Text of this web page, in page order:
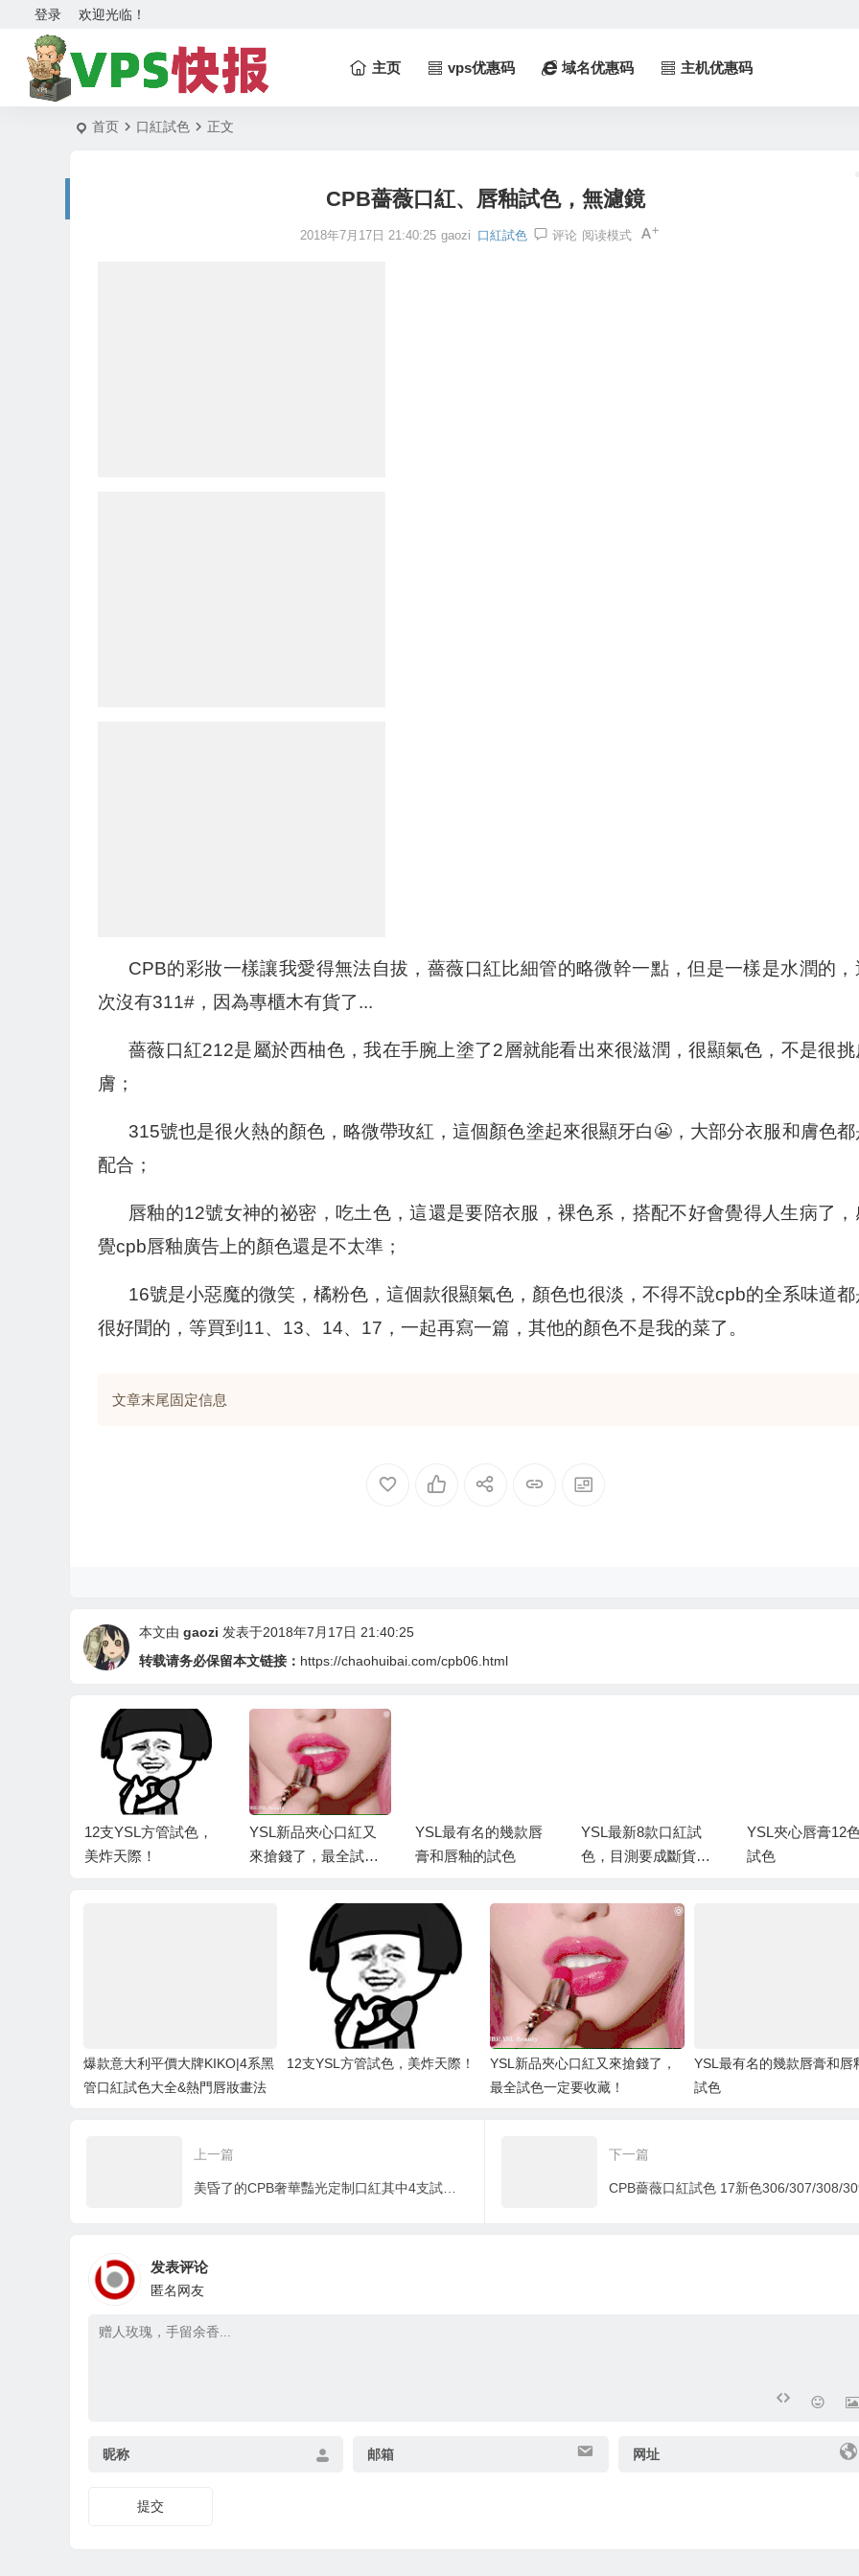
欢迎光临！
登录
主页 vps优惠码 域名优惠码 主机优惠码
首页 口紅試色 正文
CPB薔薇口紅、唇釉試色，無濾鏡
2018年7月17日 21:40:25 gaozi 口紅試色 评论 阅读模式
CPB的彩妝一樣讓我愛得無法自拔，薔薇口紅比細管的略微幹一點，但是一樣是水潤的，
次沒有311#，因為專櫃木有貨了...
薔薇口紅212是屬於西柚色，我在手腕上塗了2層就能看出來很滋潤，很顯氣色，不是很挑
膚；
315號也是很火熱的顏色，略微帶玫紅，這個顏色塗起來很顯牙白😬，大部分衣服和膚色都
配合；
唇釉的12號女神的祕密，吃土色，這還是要陪衣服，裸色系，搭配不好會覺得人生病了，
覺cpb唇釉廣告上的顏色還是不太準；
16號是小惡魔的微笑，橘粉色，這個款很顯氣色，顏色也很淡，不得不說cpb的全系味道都
很好聞的，等買到11、13、14、17，一起再寫一篇，其他的顏色不是我的菜了。
文章末尾固定信息
本文由 gaozi 发表于2018年7月17日 21:40:25
转载请务必保留本文链接： https://chaohuibai.com/cpb06.html
12支YSL方管試色，
美炸天際！
YSL新品夾心口紅又
來搶錢了，最全試色
YSL最有名的幾款唇
膏和唇釉的試色
YSL最新8款口紅試
色，目測要成斷貨王
YSL夾心唇膏12
試色
爆款意大利平價大牌KIKO|4系黑
管口紅試色大全&熱門唇妝畫法
12支YSL方管試色，美炸天際！
YSL新品夾心口紅又來搶錢了，
最全試色一定要收藏！
YSL最有名的幾款唇膏和唇
試色
上一篇 下一篇
CPB薔薇口紅試色 17新色306/307/308/
发表评论
匿名网友
昵称 邮箱 网址
提交